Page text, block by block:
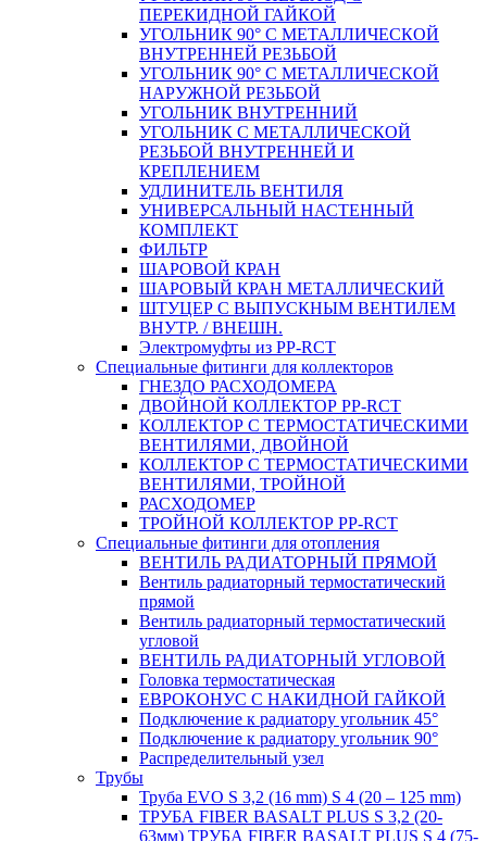
ПЕРЕКИДНОЙ ГАЙКОЙ
УГОЛЬНИК 90° С МЕТАЛЛИЧЕСКОЙ
ВНУТРЕННEЙ РЕЗЬБОЙ
УГОЛЬНИК 90° С МЕТАЛЛИЧЕСКОЙ
НАРУЖНОЙ РЕЗЬБОЙ
УГОЛЬНИК ВНУТРЕННИЙ
УГОЛЬНИК С МЕТАЛЛИЧЕСКОЙ
РЕЗЬБОЙ ВНУТРЕННЕЙ И
КРЕПЛЕНИЕМ
УДЛИНИТЕЛЬ ВЕНТИЛЯ
УНИВЕРСАЛЬНЫЙ НАСТЕННЫЙ
КОМПЛЕКТ
ФИЛЬТР
ШАРОВОЙ КРАН
ШАРОВЫЙ КРАН МЕТАЛЛИЧЕСКИЙ
ШТУЦЕР С ВЫПУСКНЫМ ВЕНТИЛЕМ
ВНУТР. / ВНЕШН.
Электромуфты из PP-RCT
Специальные фитинги для коллекторов
ГНЕЗДО РАСХОДОМЕРА
ДВОЙНОЙ КОЛЛЕКТОР PP-RCT
КОЛЛЕКТОР С ТЕРМОСТАТИЧЕСКИМИ
ВЕНТИЛЯМИ, ДВОЙНОЙ
КОЛЛЕКТОР С ТЕРМОСТАТИЧЕСКИМИ
ВЕНТИЛЯМИ, ТРОЙНОЙ
РАСХОДОМЕР
ТРОЙНОЙ КОЛЛЕКТОР PP-RCT
Специальные фитинги для отопления
ВЕНТИЛЬ РАДИАТОРНЫЙ ПРЯМОЙ
Вентиль радиаторный термостатический
прямой
Вентиль радиаторный термостатический
угловой
ВЕНТИЛЬ РАДИАТОРНЫЙ УГЛОВОЙ
Головка термостатическая
ЕВРОКОНУС С НАКИДНОЙ ГАЙКОЙ
Подключение к радиатору угольник 45°
Подключение к радиатору угольник 90°
Распределительный узел
Трубы
Труба EVO S 3,2 (16 mm) S 4 (20 – 125 mm)
ТРУБА FIBER BASALT PLUS S 3,2 (20-
63мм) ТРУБА FIBER BASALT PLUS S 4 (75-